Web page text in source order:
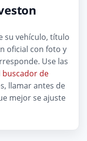
su vehículo, título
oficial con foto y
Use las
buscador de
llamar antes de
mejor se ajuste